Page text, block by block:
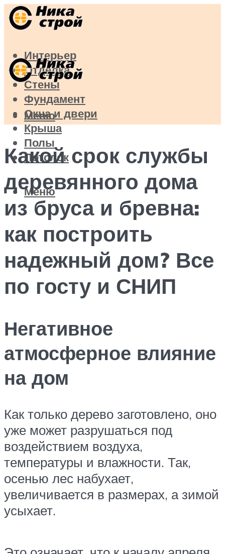
Интерьер
Отделка
Стены
Фундамент
Окна и двери
Крыша
Полы
Потолок
Меню
Меню
Какой срок службы
деревянного дома
из бруса и бревна:
как построить
надежный дом? Все
по госту и СНИП
Негативное
атмосферное влияние
на дом
Как только дерево заготовлено, оно
уже может разрушаться под
воздействием воздуха,
температуры и влажности. Так,
осенью лес набухает,
увеличивается в размерах, а зимой
усыхает.